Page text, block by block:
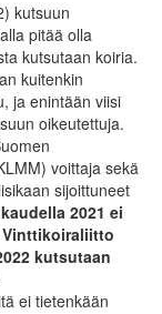
kutsuun
pitää olla
kutsutaan koiria.
kuitenkin
ja enintään viisi
oikeutettuja.
voittaja sekä
sijoittuneet
2021 ei
kutsutaan
ei tietenkään